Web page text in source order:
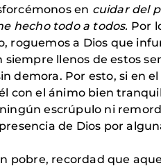
en cuidar del
hecho todo a todos. Por
roguemos a Dios que
llenos de estos
demora. Por esto, si en
con el ánimo bien
escrúpulo ni
de Dios por
pobre, recordad que